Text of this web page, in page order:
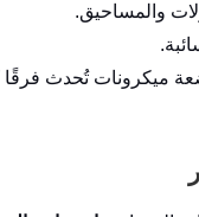
والمساحيق.
ميكرونات تُحدث